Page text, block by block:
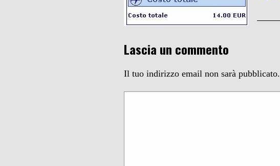
Lascia un commento
Il tuo indirizzo email non sarà pubblicato.